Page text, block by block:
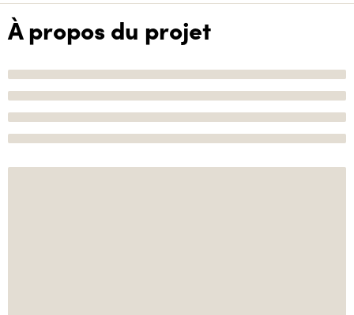
À propos du projet